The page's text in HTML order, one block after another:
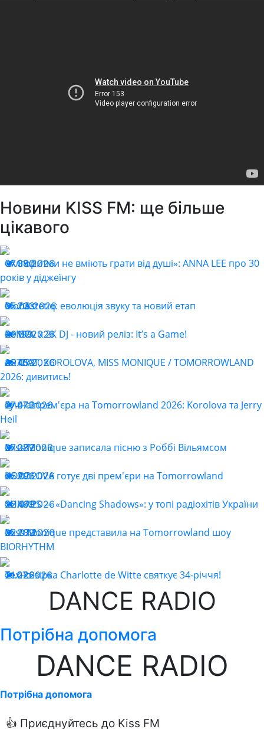
Новини KISS FM: ще більше
цікавого
07.08.2026
390
«Алгоритми не вміють грати від душі»: ANNA LEE про 30
років у діджеїнгу
05.08.2026
233
Monastetiq: еволюція звуку та новий етап
29.07.2026
199
ReMOv x 2K DJ - новий реліз: It’s a Game!
29.07.2026
453
ARTBAT, KOROLOVA, MISS MONIQUE / TOMORROWLAND
2026: дивитись!
27.07.2026
473
Гучна прем'єра на Tomorrowland 2026: Korolova та Jerry
Heil
27.07.2026
287
Miss Monique записала пісню з Роббі Вільямсом
25.07.2026
296
KOROLOVA готує дві прем'єри на Tomorrowland
22.07.2026
469
SHNAPS — «Dancing Shadows»: у топі радіохітів України
22.07.2026
289
Miss Monique представила на Tomorrowland шоу
BIORHYTHM
21.07.2026
226
Техно-зірка Charlotte de Witte святкує 34-річчя!
DANCE RADIO
Потрібна допомога
DANCE RADIO
Потрібна допомога
👍 Приєднуйтесь до Kiss FM